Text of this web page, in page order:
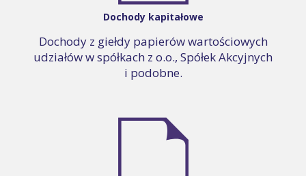
Dochody kapitałowe
Dochody z giełdy papierów wartościowych
udziałów w spółkach z o.o., Spółek Akcyjnych
i podobne.